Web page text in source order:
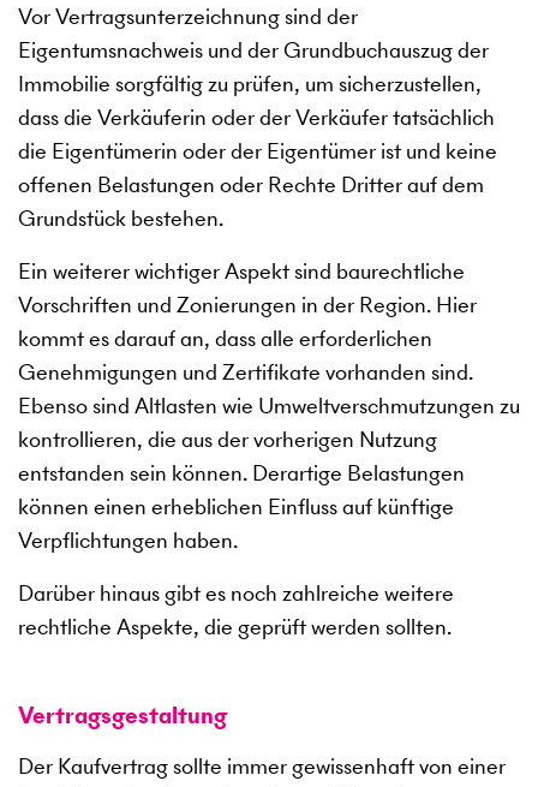
Vor Vertragsunterzeichnung sind der
Eigentumsnachweis und der Grundbuchauszug der
Immobilie sorgfältig zu prüfen, um sicherzustellen,
dass die Verkäuferin oder der Verkäufer tatsächlich
die Eigentümerin oder der Eigentümer ist und keine
offenen Belastungen oder Rechte Dritter auf dem
Grundstück bestehen.
Ein weiterer wichtiger Aspekt sind baurechtliche
Vorschriften und Zonierungen in der Region. Hier
kommt es darauf an, dass alle erforderlichen
Genehmigungen und Zertifikate vorhanden sind.
Ebenso sind Altlasten wie Umweltverschmutzungen zu
kontrollieren, die aus der vorherigen Nutzung
entstanden sein können. Derartige Belastungen
können einen erheblichen Einfluss auf künftige
Verpflichtungen haben.
Darüber hinaus gibt es noch zahlreiche weitere
rechtliche Aspekte, die geprüft werden sollten.
Vertragsgestaltung
Der Kaufvertrag sollte immer gewissenhaft von einer